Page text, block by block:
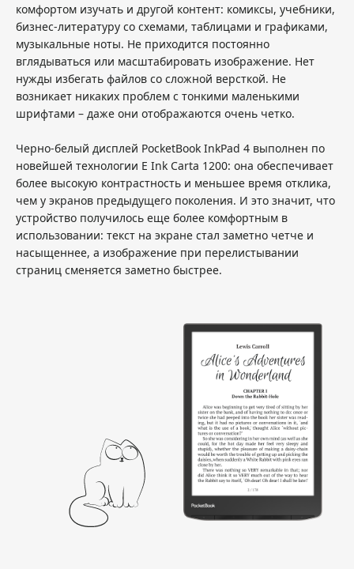
комфортом изучать и другой контент: комиксы, учебники,
бизнес-литературу со схемами, таблицами и графиками,
музыкальные ноты. Не приходится постоянно
вглядываться или масштабировать изображение. Нет
нужды избегать файлов со сложной версткой. Не
возникает никаких проблем с тонкими маленькими
шрифтами – даже они отображаются очень четко.
Черно-белый дисплей PocketBook InkPad 4 выполнен по
новейшей технологии E Ink Carta 1200: она обеспечивает
более высокую контрастность и меньшее время отклика,
чем у экранов предыдущего поколения. И это значит, что
устройство получилось еще более комфортным в
использовании: текст на экране стал заметно четче и
насыщеннее, а изображение при перелистывании
страниц сменяется заметно быстрее.